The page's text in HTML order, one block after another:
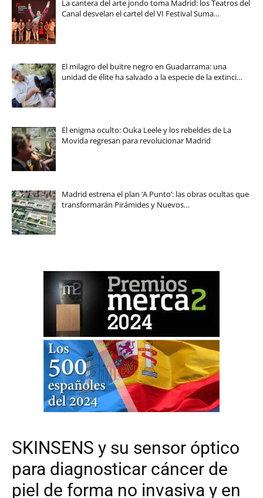
La cantera del arte jondo toma Madrid: los Teatros del
Canal desvelan el cartel del VI Festival Suma…
El milagro del buitre negro en Guadarrama: una
unidad de élite ha salvado a la especie de la extinci…
El enigma oculto: Ouka Leele y los rebeldes de La
Movida regresan para revolucionar Madrid
Madrid estrena el plan ‘A Punto’: las obras ocultas que
transformarán Pirámides y Nuevos…
SKINSENS y su sensor óptico
para diagnosticar cáncer de
piel de forma no invasiva y en